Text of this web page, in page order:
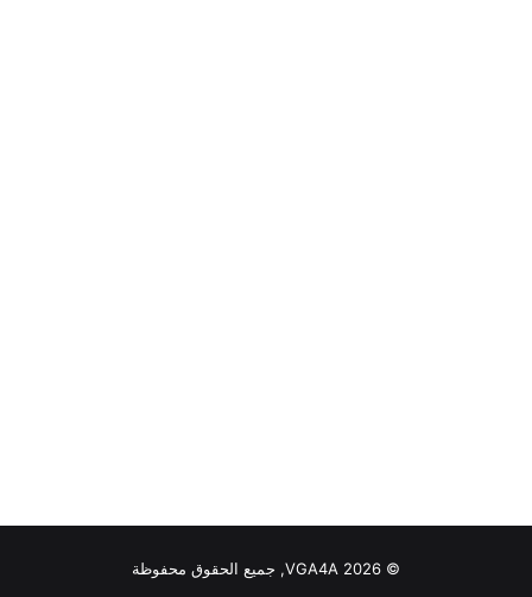
© VGA4A 2026, جميع الحقوق محفوظة